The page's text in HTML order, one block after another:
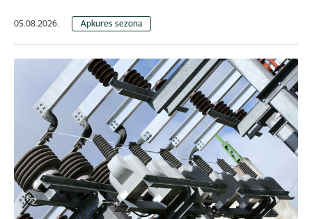
05.08.2026. Apkures sezona